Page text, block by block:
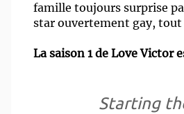
famille toujours surprise
star ouvertement gay,
La saison 1 de Love Victor
Starting